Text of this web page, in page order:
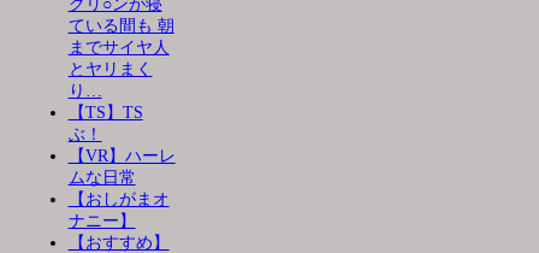
クリ○ンが寝
ている間も 朝
までサイヤ人
とヤリまく
り…
【TS】TS
ぶ！
【VR】ハーレ
ムな日常
【おしがまオ
ナニー】
【おすすめ】